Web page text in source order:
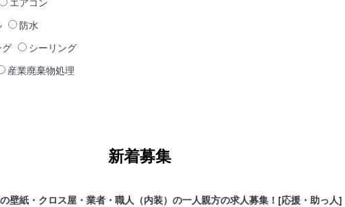
防水
シーリング
産業廃棄物処理
新着募集
壁紙・クロス屋・業者・職人（内装）の一人親方の求人募集！[応援・助っ人]